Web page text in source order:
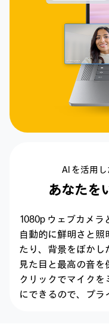
AI を活用
あなたを
1080p ウェブカメラ
自動的に鮮明さと照
たり、背景をぼかし
見た目と最高の音を
クリックでマイクを
にできるので、プラ